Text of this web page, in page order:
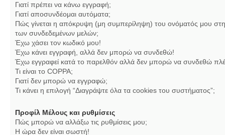
Γιατί πρέπει να κάνω εγγραφή;
Γιατί αποσυνδέομαι αυτόματα;
Πώς γίνεται η απόκρυψη (μη συμπερίληψη) του ονόματός μου στη
των συνδεδεμένων μελών;
Έχω χάσει τον κωδικό μου!
Έχω κάνει εγγραφή, αλλά δεν μπορώ να συνδεθώ!
Έχω εγγραφεί κατά το παρελθόν αλλά δεν μπορώ να συνδεθώ
Τι είναι το COPPA;
Γιατί δεν μπορώ να εγγραφώ;
Τι κάνει η επιλογή “Διαγράψτε όλα τα cookies του συστήματος”;
Προφίλ Μέλους και ρυθμίσεις
Πώς μπορώ να αλλάξω τις ρυθμίσεις μου;
Η ώρα δεν είναι σωστή!